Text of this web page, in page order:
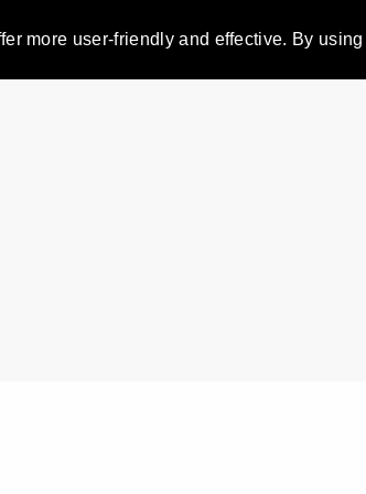
more user-friendly and effective. By